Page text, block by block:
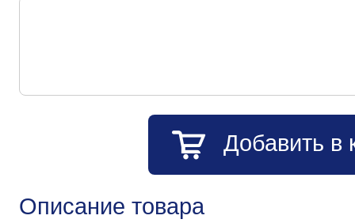
Добавить в
Описание товара